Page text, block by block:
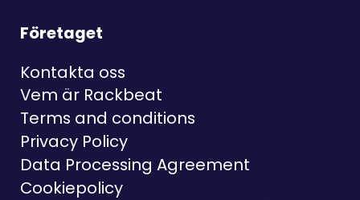
Företaget
Kontakta oss
Vem är Rackbeat
Terms and conditions
Privacy Policy
Data Processing Agreement
Cookiepolicy